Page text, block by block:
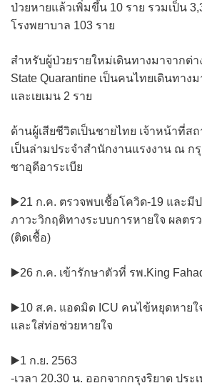
ป่วยหายแล้วเพิ่มขึ้น 10 ราย รวมเป็น
โรงพยาบาล 103 ราย
สำหรับผู้ป่วยรายใหม่เดินทางมาจากต่า
State Quarantine เป็นคนไทยเดินทาง
และเยเมน 2 ราย
ด้านผู้เสียชีวิตเป็นชายไทย เจ้าหน้าที่ส
เป็นล่ามประจำสำนักงานแรงงาน ณ กรุ
ซาอุดีอาระเบีย
▶️21 ก.ค. ตรวจพบเชื้อโควิด-19 และมี
ภาวะวิกฤติทางระบบการหายใจ ผลตร
(ติดเชื้อ)
▶️26 ก.ค. เข้ารักษาตัวที่ รพ.King
▶️10 ส.ค. แอดมิด ICU คนไข้หยุดหายใ
และใส่ท่อช่วยหายใจ
▶️1 ก.ย. 2563
-เวลา 20.30 น. ออกจากกรุงริยาด ประ